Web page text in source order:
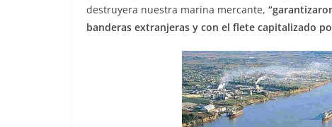
destruyera nuestra marina mercante,
banderas extranjeras y con el flete capitalizado